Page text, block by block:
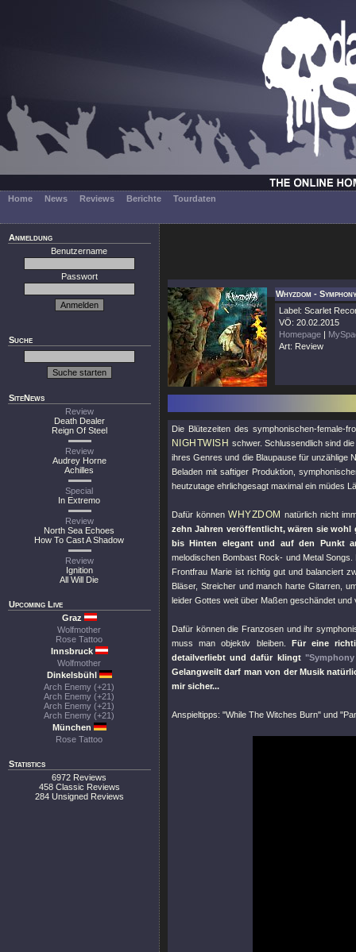
Home News Reviews Berichte Tourdaten
Anmeldung
Benutzername
Passwort
Suche
SiteNews
Review
Death Dealer
Reign Of Steel
Review
Audrey Horne
Achilles
Special
In Extremo
Review
North Sea Echoes
How To Cast A Shadow
Review
Ignition
All Will Die
Upcoming Live
Graz
Wolfmother
Rose Tattoo
Innsbruck
Wolfmother
Dinkelsbühl
Arch Enemy (+21)
Arch Enemy (+21)
Arch Enemy (+21)
Arch Enemy (+21)
München
Rose Tattoo
Statistics
6972 Reviews
458 Classic Reviews
284 Unsigned Reviews
Whyzdom -
Label: Scarlet
VÖ: 20.02.2015
Homepage |
Art: Review
Die Blütezeiten des symphonischen-female-
NIGHTWISH schwer. Schlussendlich sind
ihres Genres und die Blaupause für unzählige
Beladen mit saftiger Produktion,
heutzutage ehrlichgesagt maximal ein müdes
Dafür könnenWHYZDOM natürlich nicht
zehn Jahren veröffentlicht, wären sie wohl
bis Hinten elegant und auf den Punkt
melodischen Bombast Rock- und Metal
Frontfrau Marie ist richtig gut und balanciert
Bläser, Streicher und manch harte Gitarren,
leider Gottes weit über Maßen geschändet und
Dafür können die Franzosen und ihr
muss man objektiv bleiben. Für eine
detailverliebt und dafür klingt
Gelangweilt darf man von der Musik
mir sicher...
Anspieltipps: "While The Witches Burn" und